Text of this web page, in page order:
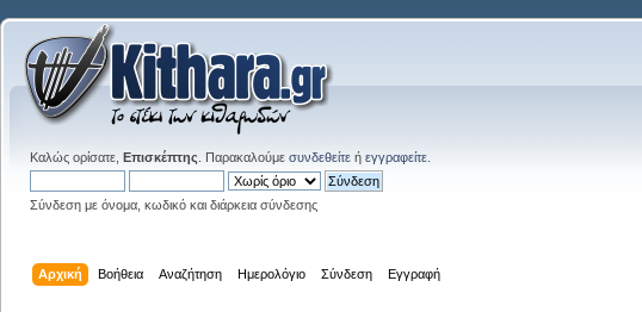
Καλώς ορίσατε, Επισκέπτης . Παρακαλούμε συνδεθείτε ή εγγραφείτε
Σύνδεση με όνομα, κωδικό και διάρκεια σύνδεσης
Αρχική Βοήθεια Αναζήτηση Ημερολόγιο Σύνδεση Εγγραφή